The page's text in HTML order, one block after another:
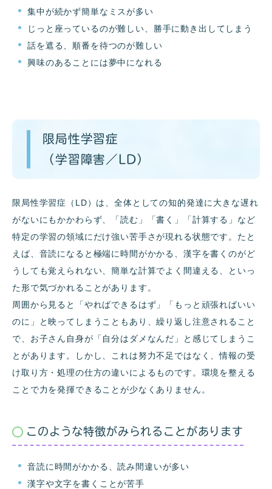
集中が続かず簡単なミスが多い
じっと座っているのが難しい、勝手に動き出してしまう
話を遮る、順番を待つのが難しい
興味のあることには夢中になれる
限局性学習症
（学習障害／LD）
限局性学習症（LD）は、全体としての知的発達に大きな遅れ
がないにもかかわらず、「読む」「書く」「計算する」など
特定の学習の領域にだけ強い苦手さが現れる状態です。たと
えば、音読になると極端に時間がかかる、漢字を書くのがど
うしても覚えられない、簡単な計算でよく間違える、といっ
た形で気づかれることがあります。
周囲から見ると「やればできるはず」「もっと頑張ればいい
のに」と映ってしまうこともあり、繰り返し注意されること
で、お子さん自身が「自分はダメなんだ」と感じてしまうこ
とがあります。しかし、これは努力不足ではなく、情報の受
け取り方・処理の仕方の違いによるものです。環境を整える
ことで力を発揮できることが少なくありません。
このような特徴がみられることがあります
音読に時間がかかる、読み間違いが多い
漢字や文字を書くことが苦手